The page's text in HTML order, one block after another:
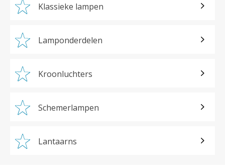
Klassieke lampen
Lamponderdelen
Kroonluchters
Schemerlampen
Lantaarns